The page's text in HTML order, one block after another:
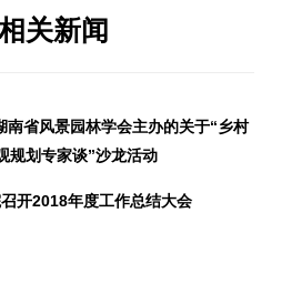
关新闻
南省风景园林学会主办的关于“乡村
规划专家谈”沙龙活动
开2018年度工作总结大会